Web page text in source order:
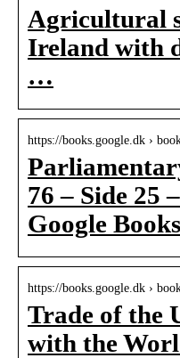
Agricultural
Ireland with
…
https://books.google.dk ›
76 – Side 25
Google Books
https://books.google.dk ›
Trade of the
with the